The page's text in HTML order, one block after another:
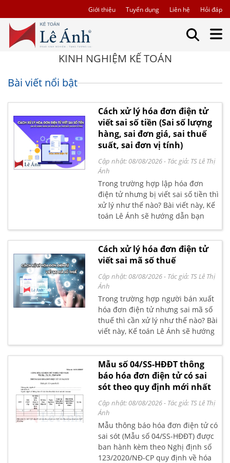
Giới thiệu Tuyển dụng Liên hệ Hỏi đáp
KINH NGHIỆM KẾ TOÁN
Bài viết nổi bật
Cách xử lý hóa đơn điện tử
viết sai số tiền (Sai số lượng
hàng, sai đơn giá, sai thuế
suất, sai đơn vị tính)
Cập nhật: 08/08/2026- Tác giả: TS Lê Thị
Ánh
Trong trường hợp lập hóa đơn
điện tử nhưng bị viết sai số tiền thì
xử lý như thế nào? Bài viết này, Kế
toán Lê Ánh sẽ hướng dẫn bạn
Cách xử lý hóa đơn điện tử
viết sai mã số thuế
Cập nhật: 08/08/2026- Tác giả: TS Lê Thị
Ánh
Trong trường hợp người bán xuất
hóa đơn điện tử nhưng sai mã số
thuế thì cần xử lý như thế nào? Bài
viết này, Kế toán Lê Ánh sẽ hướng
theo quy định mới nhất.
Mẫu số 04/SS-HĐĐT thông
báo hóa đơn điện tử có sai
sót theo quy định mới nhất
Cập nhật: 08/08/2026- Tác giả: TS Lê Thị
Ánh
Mẫu thông báo hóa đơn điện tử có
sai sót (Mẫu số 04/SS-HĐĐT) được
ban hành kèm theo Nghị định số
123/2020/NĐ-CP quy định về hóa